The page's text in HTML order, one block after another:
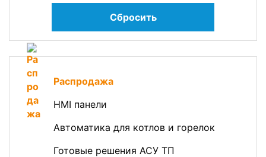
Сбросить
Распродажа
HMI панели
Автоматика для котлов и горелок
Готовые решения АСУ ТП